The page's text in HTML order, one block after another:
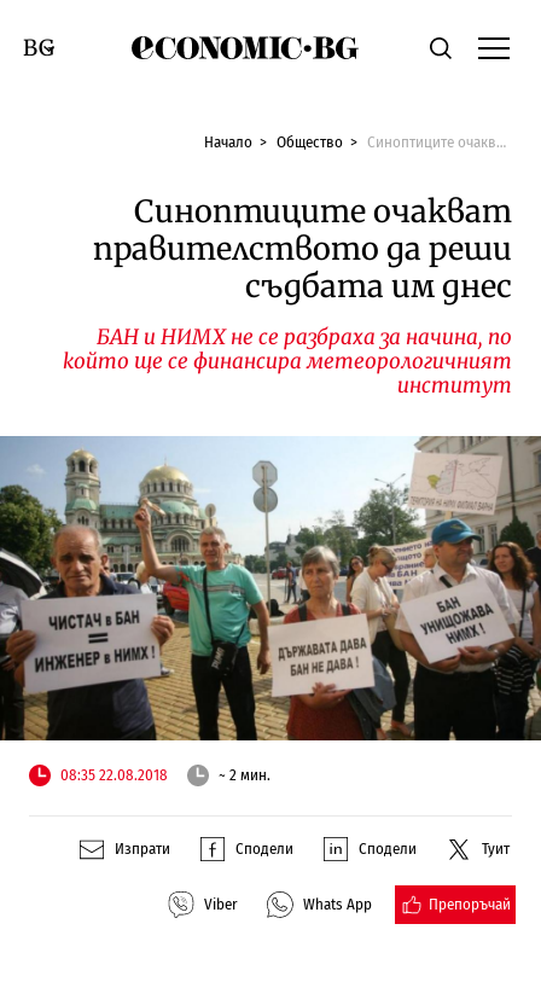
Economic.bgТърсене
Смяна на език
Начало Общество Синоптиците очакват правителството да реши съдбата им днес
Синоптиците очакват
правителството да реши
съдбата им днес
БАН и НИМХ не се разбраха за начина, по
който ще се финансира метеорологичният
институт
08:35 22.08.2018 ~ 2 мин.
Изпрати Сподели Сподели Туит
Viber Whats App Препоръчай